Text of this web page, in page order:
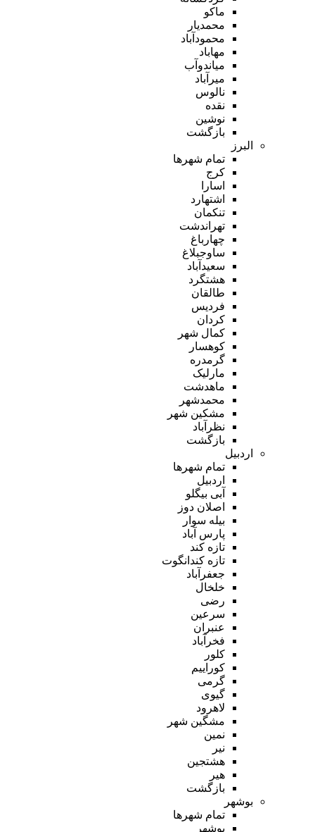
ماکو
محمدیار
محمودآباد
مهاباد
میاندوآب
میرآباد
نالوس
نقده
نوشین
بازگشت
البرز
تمام شهر‌ها
کرج
اسارا
اشتهارد
تنکمان
تهراندشت
چهارباغ
ساوجبلاغ
سعیدآباد
هشتگرد
طالقان
فردیس
کردان
کمال شهر
کوهسار
گرمدره
مارلیک
ماهدشت
محمدشهر
مشکین شهر
نظرآباد
بازگشت
اردبیل
تمام شهر‌ها
اردبیل
آبی بیگلو
اصلان دوز
بیله سوار
پارس آباد
تازه کند
تازه کندانگوت
جعفرآباد
خلخال
رضی
سرعین
عنبران
فخرآباد
کلور
کوراییم
گرمی
گیوی
لاهرود
مشگین شهر
نمین
نیر
هشتجین
هیر
بازگشت
بوشهر
تمام شهر‌ها
بوشهر